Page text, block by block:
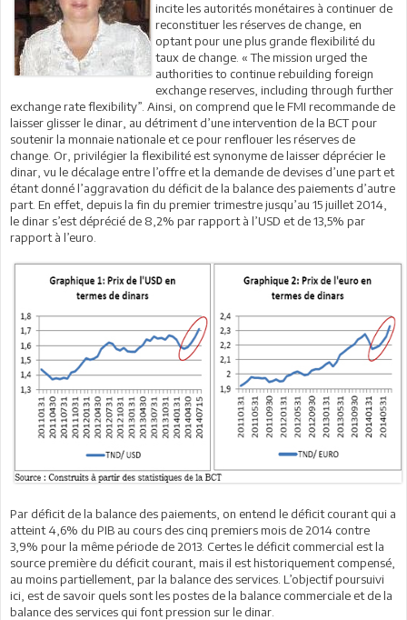
incite les autorités monétaires à continuer de
reconstituer les réserves de change, en
optant pour une plus grande flexibilité du
taux de change. « The mission urged the
authorities to continue rebuilding foreign
exchange reserves, including through further
exchange rate flexibility”. Ainsi, on comprend que le FMI recommande de
laisser glisser le dinar, au détriment d’une intervention de la BCT pour
soutenir la monnaie nationale et ce pour renflouer les réserves de
change. Or, privilégier la flexibilité est synonyme de laisser déprécier le
dinar, vu le décalage entre l’offre et la demande de devises d’une part et
étant donné l’aggravation du déficit de la balance des paiements d’autre
part. En effet, depuis la fin du premier trimestre jusqu’au 15 juillet 2014,
le dinar s’est déprécié de 8,2% par rapport à l’USD et de 13,5% par
rapport à l’euro.
Par déficit de la balance des paiements, on entend le déficit courant qui a
atteint 4,6% du PIB au cours des cinq premiers mois de 2014 contre
3,9% pour la même période de 2013. Certes le déficit commercial est la
source première du déficit courant, mais il est historiquement compensé,
au moins partiellement, par la balance des services. L’objectif poursuivi
ici, est de savoir quels sont les postes de la balance commerciale et de la
balance des services qui font pression sur le dinar.